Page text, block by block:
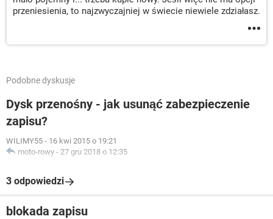
przeniesienia, to najzwyczajniej w świecie niewiele zdziałasz.
Podobne dyskusje
Dysk przenośny - jak usunąć zabezpieczenie
zapisu?
WILIMY55 - 16 kwi 2015 o 19:21
moto-rowy - 27 gru 2018 o 12:35
3 odpowiedzi
blokada zapisu